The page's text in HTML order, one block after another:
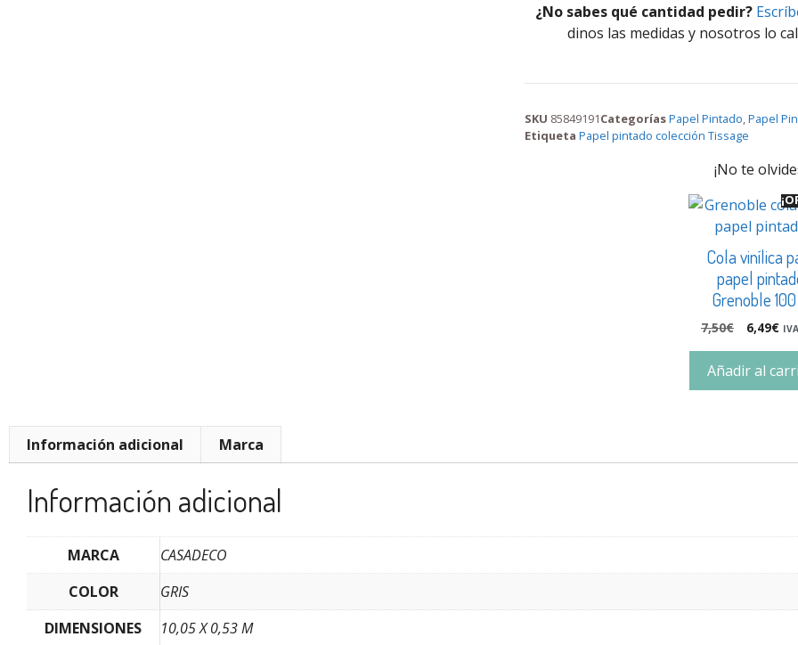
¿No sabes qué cantidad pedir?
dinos las medidas y nosotros lo
SKU 85849191CategoríasPapel Pintado,Papel
Etiqueta Papel pintado colección Tissage
¡No te
Cola vinílica
papel
Grenoble
7,50€ 6,49€
Añadir al
Información adicional Marca
Información adicional
MARCA
CASADECO
COLOR
GRIS
DIMENSIONES
10,05 X 0,53 M